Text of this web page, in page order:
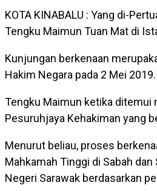
KOTA KINABALU : Yang di-
Tengku Maimun Tuan Mat di
Kunjungan berkenaan
Hakim Negara pada 2 Mei 2019.
Tengku Maimun ketika
Pesuruhjaya Kehakiman yang
Menurut beliau, proses
Mahkamah Tinggi di Sabah
Negeri Sarawak berdasarkan